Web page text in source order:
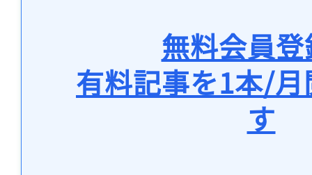
無料会員
有料記事を1本/
す